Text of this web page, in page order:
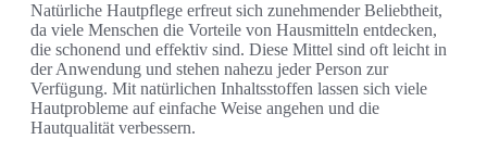
Natürliche Hautpflege erfreut sich zunehmender Beliebtheit,
da viele Menschen die Vorteile von Hausmitteln entdecken,
die schonend und effektiv sind. Diese Mittel sind oft leicht in
der Anwendung und stehen nahezu jeder Person zur
Verfügung. Mit natürlichen Inhaltsstoffen lassen sich viele
Hautprobleme auf einfache Weise angehen und die
Hautqualität verbessern.